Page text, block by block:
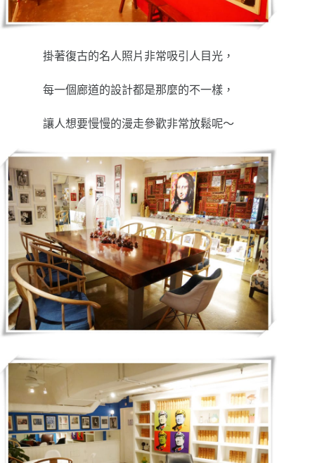
掛著復古的名人照片非常吸引人目光，
每一個廊道的設計都是那麼的不一樣，
讓人想要慢慢的漫走參歡非常放鬆呢～